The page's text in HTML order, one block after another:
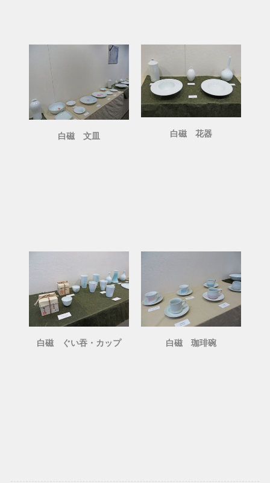
白磁 文皿 白磁 花器
白磁 ぐい吞・カップ 白磁 珈琲碗